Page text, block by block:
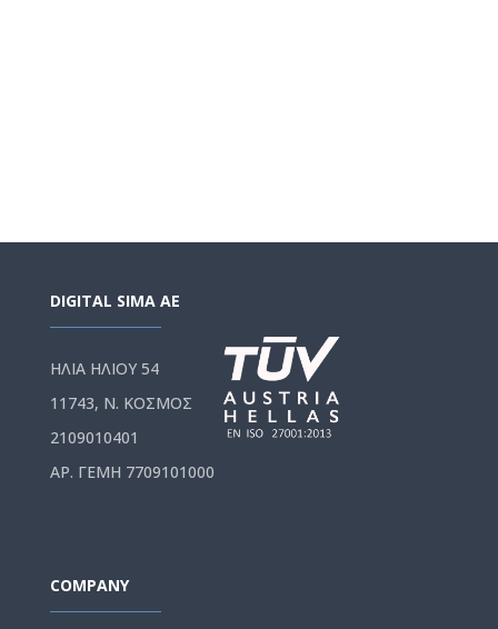
DIGITAL SIMA AE
ΗΛΙΑ ΗΛΙΟΥ 54
11743, Ν. ΚΟΣΜΟΣ
2109010401
ΑΡ. ΓΕΜΗ 7709101000
COMPANY